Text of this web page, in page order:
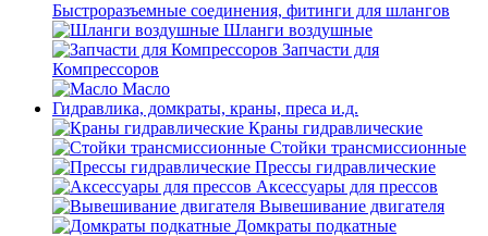
Быстроразъемные соединения, фитинги для шлангов
Шланги воздушные
Запчасти для
Компрессоров
Масло
Гидравлика, домкраты, краны, преса и.д.
Краны гидравлические
Стойки трансмиссионные
Прессы гидравлические
Аксессуары для прессов
Вывешивание двигателя
Домкраты подкатные